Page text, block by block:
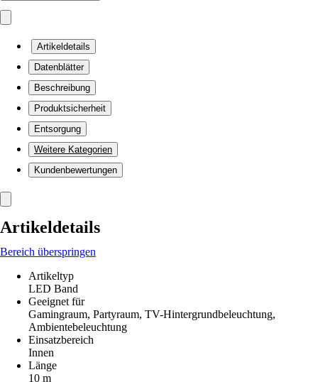
Artikeldetails
Datenblätter
Beschreibung
Produktsicherheit
Entsorgung
Weitere Kategorien
Kundenbewertungen
Artikeldetails
Bereich überspringen
Artikeltyp
LED Band
Geeignet für
Gamingraum, Partyraum, TV-Hintergrundbeleuchtung,
Ambientebeleuchtung
Einsatzbereich
Innen
Länge
10 m